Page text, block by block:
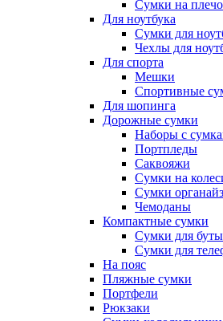
Сумки на плечо
Для ноутбука
Сумки для
Чехлы для
Для спорта
Мешки
Спортивные
Для шопинга
Дорожные сумки
Наборы с
Портпледы
Саквояжи
Сумки на
Сумки
Чемоданы
Компактные сумки
Сумки для
Сумки для
На пояс
Пляжные сумки
Портфели
Рюкзаки